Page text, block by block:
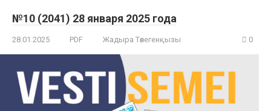
№10 (2041) 28 января 2025 года
28.01.2025 PDF Жадыра Төлегенқызы 0